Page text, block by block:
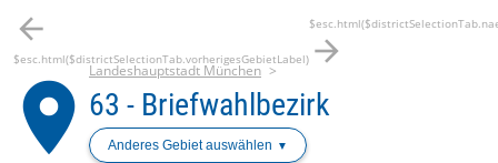
arrow_back
$esc.html($districtSelectionTab.vorherigesGebietLabel) arrow_forward
place
Landeshauptstadt München
63 - Briefwahlbezirk
Anderes Gebiet auswählen